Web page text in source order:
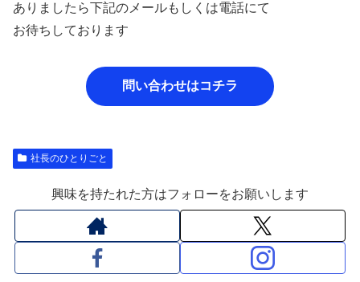
ありましたら下記のメールもしくは電話にて
お待ちしております
問い合わせはコチラ
社長のひとりごと
興味を持たれた方はフォローをお願いします